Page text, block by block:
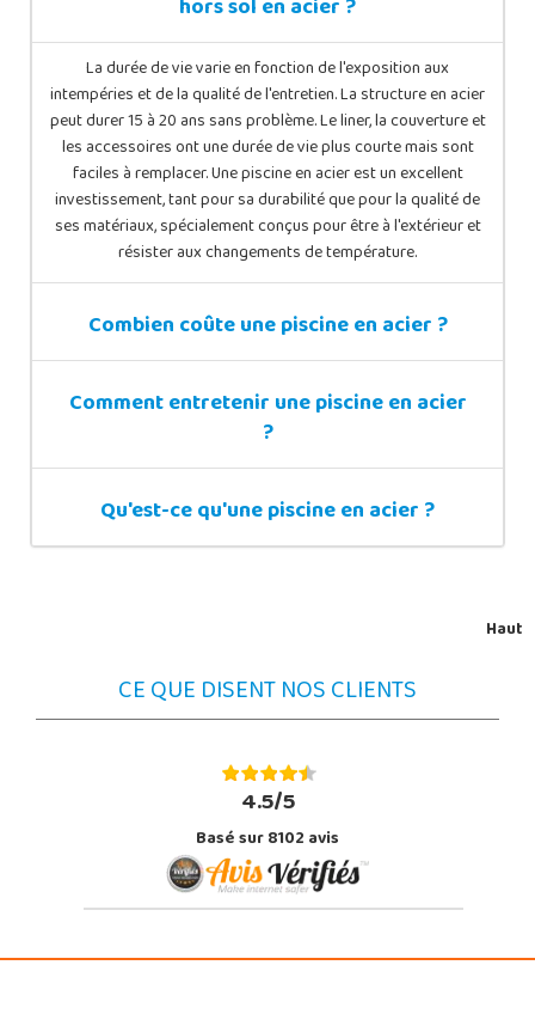
hors sol en acier ?
La durée de vie varie en fonction de l'exposition aux
intempéries et de la qualité de l'entretien. La structure en acier
peut durer 15 à 20 ans sans problème. Le liner, la couverture et
les accessoires ont une durée de vie plus courte mais sont
faciles à remplacer. Une piscine en acier est un excellent
investissement, tant pour sa durabilité que pour la qualité de
ses matériaux, spécialement conçus pour être à l'extérieur et
résister aux changements de température.
Combien coûte une piscine en acier ?
Comment entretenir une piscine en acier
?
Qu'est-ce qu'une piscine en acier ?
Haut
CE QUE DISENT NOS CLIENTS
4.5/5
Basé sur 8102 avis